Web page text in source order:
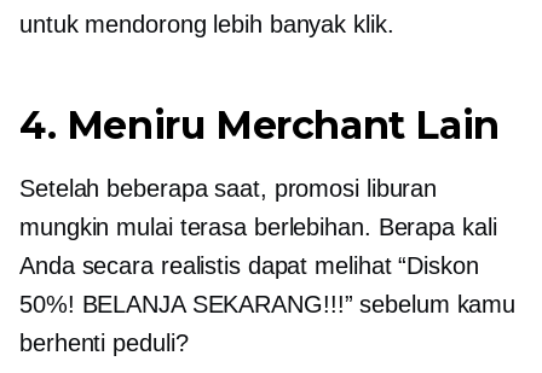
untuk mendorong lebih banyak klik.
4. Meniru Merchant Lain
Setelah beberapa saat, promosi liburan
mungkin mulai terasa berlebihan. Berapa kali
Anda secara realistis dapat melihat “Diskon
50%! BELANJA SEKARANG!!!” sebelum kamu
berhenti peduli?